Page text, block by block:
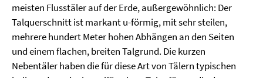
meisten Flusstäler auf der Erde, außergewöhnlich: Der
Talquerschnitt ist markant u-förmig, mit sehr steilen,
mehrere hundert Meter hohen Abhängen an den Seiten
und einem flachen, breiten Talgrund. Die kurzen
Nebentäler haben die für diese Art von Tälern typischen